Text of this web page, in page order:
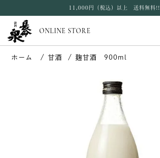
11,000円（税込）以上 送料無料!!
ONLINE STORE
甘酒 麹甘酒 900ml